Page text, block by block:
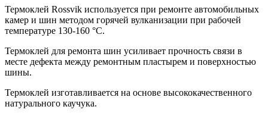
Термоклей Rossvik используется при ремонте автомобильных
камер и шин методом горячей вулканизации при рабочей
температуре 130-160 °С.
Термоклей для ремонта шин усиливает прочность связи в
месте дефекта между ремонтным пластырем и поверхностью
шины.
Термоклей изготавливается на основе высококачественного
натурального каучука.